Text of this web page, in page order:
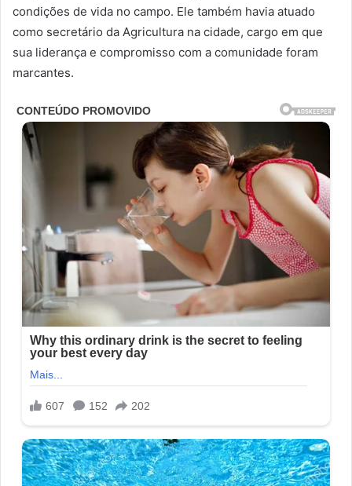
condições de vida no campo. Ele também havia atuado
como secretário da Agricultura na cidade, cargo em que
sua liderança e compromisso com a comunidade foram
marcantes.